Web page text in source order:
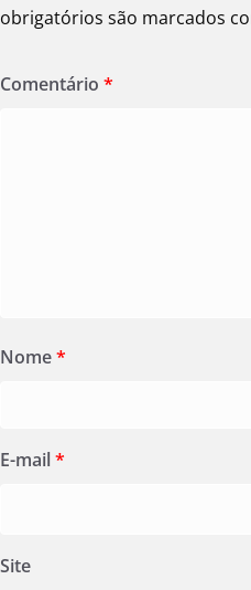
obrigatórios são marcados
Comentário *
Nome*
E-mail*
Site